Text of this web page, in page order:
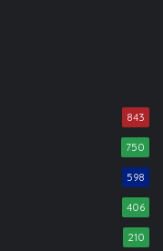
843
750
598
406
210